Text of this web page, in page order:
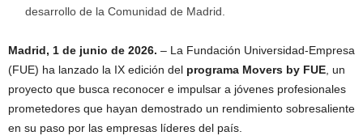
desarrollo de la Comunidad de Madrid.
Madrid, 1 de junio de 2026. – La Fundación Universidad-Empresa
(FUE) ha lanzado la IX edición del programa Movers by FUE, un
proyecto que busca reconocer e impulsar a jóvenes profesionales
prometedores que hayan demostrado un rendimiento sobresaliente
en su paso por las empresas líderes del país.